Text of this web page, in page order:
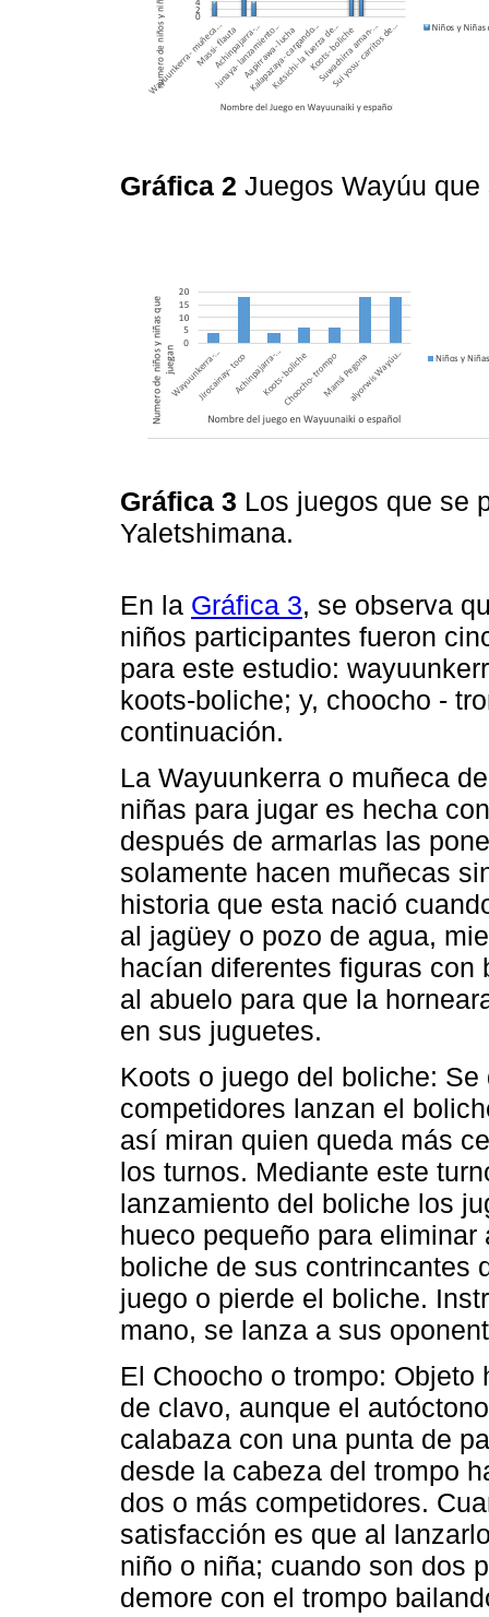
Gráfica 2 Juegos Wayúu
Gráfica 3 Los juegos que se
Yaletshimana.
En la Gráfica 3, se observa
niños participantes fueron
para este estudio:
koots-boliche; y, choocho -
continuación.
La Wayuunkerra o muñeca
niñas para jugar es hecha
después de armarlas las
solamente hacen muñecas
historia que esta nació
al jagüey o pozo de agua,
hacían diferentes figuras con
al abuelo para que la
en sus juguetes.
Koots o juego del boliche:
competidores lanzan el
así miran quien queda más
los turnos. Mediante este
lanzamiento del boliche los
hueco pequeño para
boliche de sus contrincantes
juego o pierde el boliche.
mano, se lanza a sus
El Choocho o trompo:
de clavo, aunque el
calabaza con una punta de
desde la cabeza del trompo
dos o más competidores.
satisfacción es que al
niño o niña; cuando son dos
demore con el trompo